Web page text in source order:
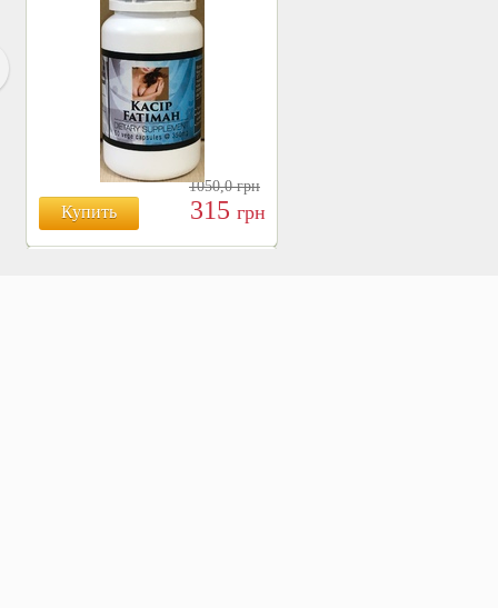
Купить
1050,0грн
315 грн